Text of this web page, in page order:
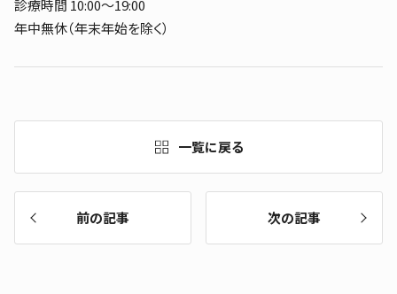
診療時間 10:00〜19:00
年中無休（年末年始を除く）
前の記事
一覧に戻る
次の記事